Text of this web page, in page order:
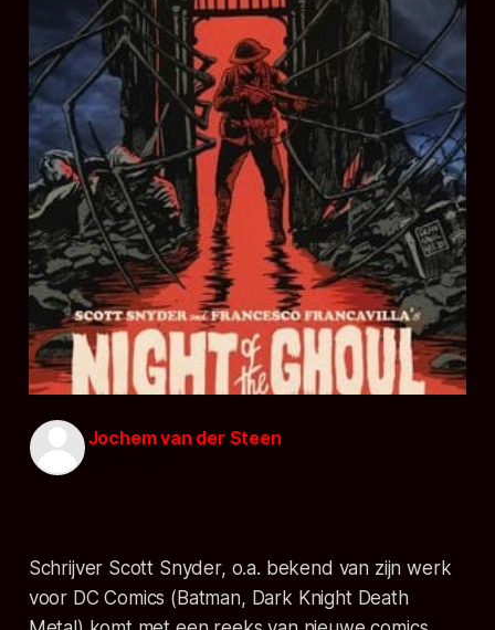
Jochem van der Steen
Schrijver Scott Snyder, o.a. bekend van zijn werk
voor DC Comics (Batman, Dark Knight Death